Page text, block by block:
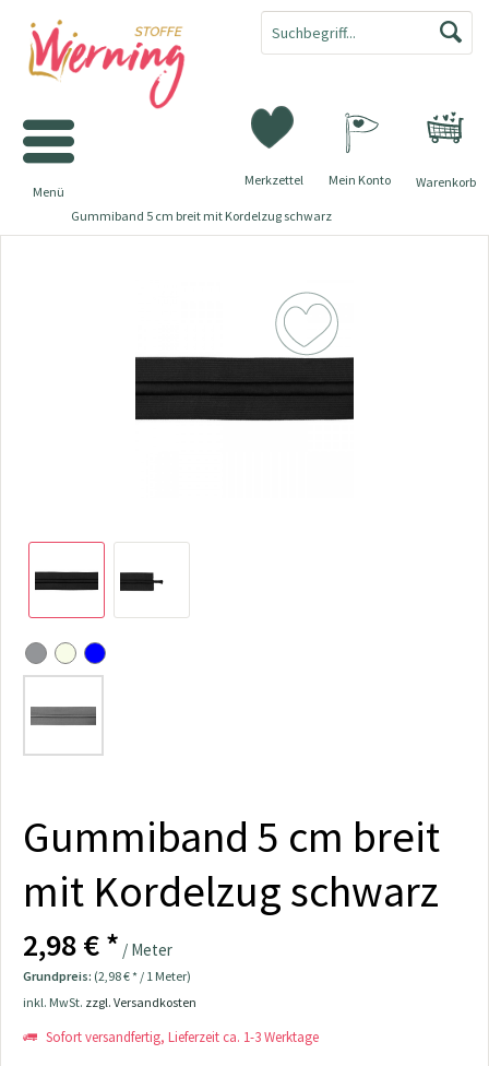
Warenkorb
Merkzettel Mein Konto
Menü
Gummiband 5 cm breit mit Kordelzug schwarz
Gummiband 5 cm breit
mit Kordelzug schwarz
2,98 € * / Meter
Grundpreis: (2,98 € * / 1 Meter)
inkl. MwSt. zzgl. Versandkosten
Sofort versandfertig, Lieferzeit ca. 1-3 Werktage